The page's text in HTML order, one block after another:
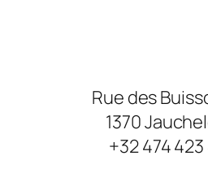
Rue des
1370
+32 474